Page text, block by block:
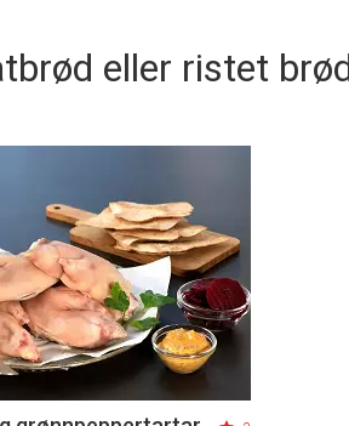
eller ristet